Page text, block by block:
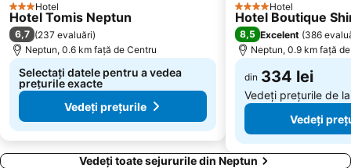
Pescărie
Shablenska Tuzla
Palazu Mare
Zona Industrială
Tăbăcărie
Delfinariul Constanța
3 SteleHotel
Hotel Tomis Neptun
6,7 (237 evaluări)
Neptun, 0.6 km faţă de Centru
Selectați datele pentru a vedea
prețurile exacte
Vedeți prețurile
4 Stele Hotel
Hotel Boutique
8,5 Excelent (386
Neptun, 0.9 km faţă
din 334 lei
Vedeți prețurile de
Vedeți
Vedeți toate sejururile din Neptun